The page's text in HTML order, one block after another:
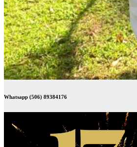
Whatsapp (506) 89384176